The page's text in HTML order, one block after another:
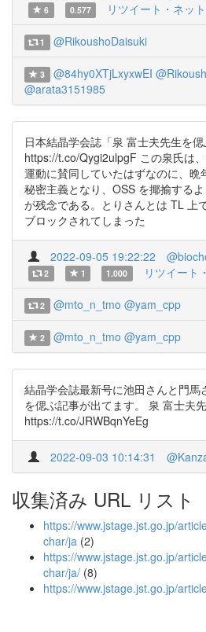
6
0.577 リツイート・ネッ
1 @RikoushoDaisuki
3 @84hy0XTjLxyxwEI
@arata3151985
日本結晶学会誌「泉 富士夫先生を偲
https://t.co/Qygi2ulpgF この泉氏は
運動に賛同していたはずなのに、晩
秘密主義となり、OSS を揶揄する
が残念である。とりさんとは TL 上
ブロックされてしまった
2022-09-05 19:22:22
2 1 1.000 リツイート
2 @mto_n_tmo @yam_cpp
2 @mto_n_tmo @yam_cpp
結晶学会誌最新号に池田さんと門馬
を偲ぶ記事が出てます。 泉 富士夫
https://t.co/JRWBqnYeEg
2022-09-03 10:14:31
収集済み URL リスト
https://www.jstage.jst.go.jp/
char/ja (2)
https://www.jstage.jst.go.jp/
char/ja/ (8)
https://www.jstage.jst.go.jp/